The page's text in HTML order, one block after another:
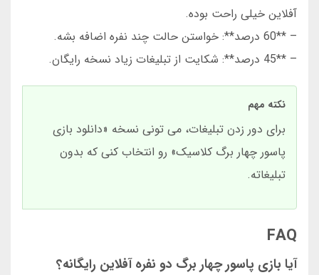
آفلاین خیلی راحت بوده.
– **60 درصد**: خواستن حالت چند نفره اضافه بشه.
– **45 درصد**: شکایت از تبلیغات زیاد نسخه رایگان.
نکته مهم
برای دور زدن تبلیغات، می تونی نسخه «دانلود بازی
پاسور چهار برگ کلاسیک» رو انتخاب کنی که بدون
تبلیغاته.
FAQ
آیا بازی پاسور چهار برگ دو نفره آفلاین رایگانه؟